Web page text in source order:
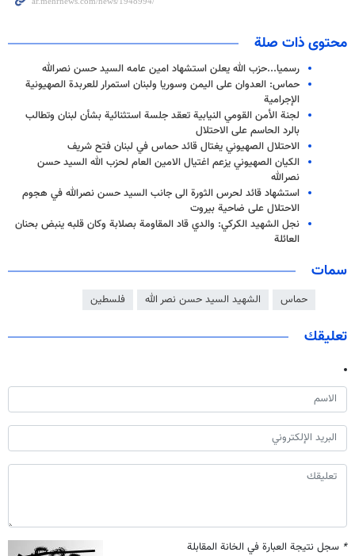
محتوى ذات صلة
رسميا...حزب الله يعلن استشهاد امين عامه السيد حسن نصرالله
حماس: العدوان على اليمن وسوريا ولبنان استمرار للعربدة الصهيونية
الإجرامية
لجنة الأمن القومي النيابية تعقد جلسة استثنائية بشأن لبنان وتطالب
بالرد الحاسم على الاحتلال
الاحتلال الصهيوني يغتال قائد حماس في لبنان فتح شريف
الكيان الصهيوني يزعم اغتيال الامين العام لحزب الله السيد حسن
نصرالله
استشهاد قائد لحرس الثورة الى جانب السيد حسن نصرالله في هجوم
الاحتلال على ضاحية بيروت
نجل الشهيد الكركي: والدي قاد المقاومة بصلابة وكان قلبه ينبض بحنان
العائلة
سمات
حماس الشهيد السيد حسن نصر الله فلسطين
تعليقك
* سجل نتيجة العبارة في الخانة المقابلة